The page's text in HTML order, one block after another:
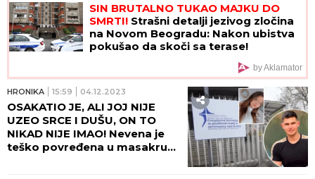
SIN BRUTALNO TUKAO MAJKU DO
SMRTI! Strašni detalji jezivog zločina
na Novom Beogradu: Nakon ubistva
pokušao da skoči sa terase!
by Aklamator
HRONIKA 15:59 04.12.2023
OSAKATIO JE, ALI JOJ NIJE
UZEO SRCE I DUŠU, ON TO
NIKAD NIJE IMAO! Nevena je
teško povređena u masakru